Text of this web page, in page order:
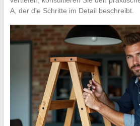
A, der die Schritte im Detail beschreibt.